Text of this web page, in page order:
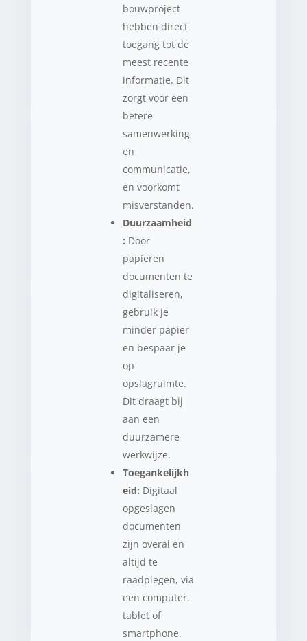
bouwproject
hebben direct
toegang tot de
meest recente
informatie. Dit
zorgt voor een
betere
samenwerking
en
communicatie,
en voorkomt
misverstanden.
Duurzaamheid
: Door
papieren
documenten te
digitaliseren,
gebruik je
minder papier
en bespaar je
op
opslagruimte.
Dit draagt bij
aan een
duurzamere
werkwijze.
Toegankelijkh
eid: Digitaal
opgeslagen
documenten
zijn overal en
altijd te
raadplegen, via
een computer,
tablet of
smartphone.